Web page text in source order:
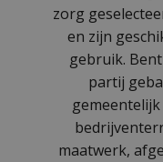
zorg
en zijn
gebruik.
partij
maatwerk,